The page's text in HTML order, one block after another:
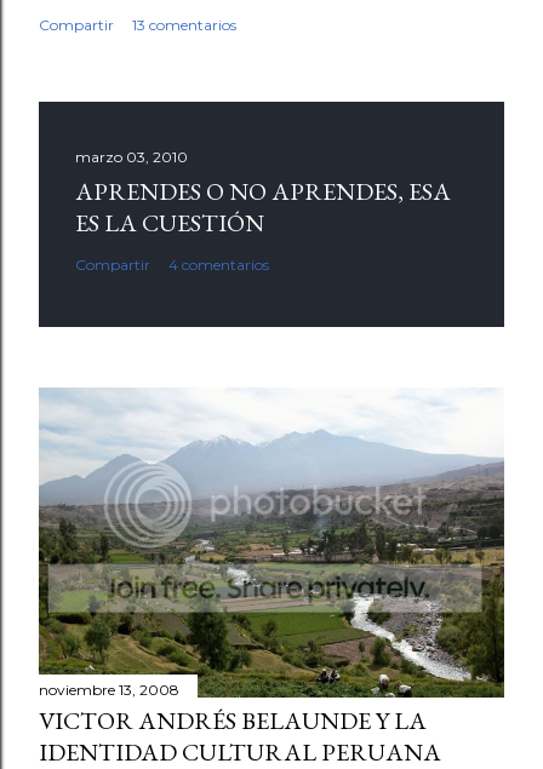
Compartir 13 comentarios
marzo 03, 2010
APRENDES O NO APRENDES, ESA
ES LA CUESTIÓN
Compartir 4 comentarios
noviembre 13, 2008
VICTOR ANDRÉS BELAUNDE Y LA
IDENTIDAD CULTURAL PERUANA